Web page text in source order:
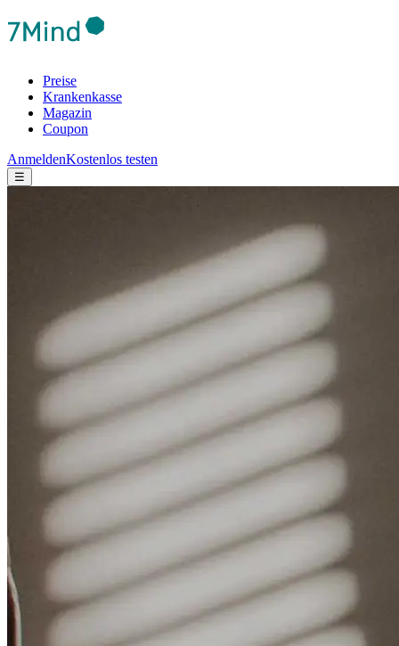
Preise
Krankenkasse
Magazin
Coupon
AnmeldenKostenlos testen
☰